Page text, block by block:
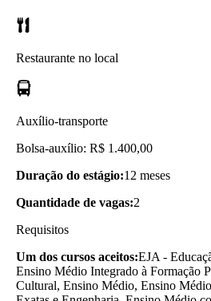
Restaurante no local
Auxílio-transporte
Bolsa-auxílio: R$ 1.400,00
Duração do estágio:12 meses
Quantidade de vagas:2
Requisitos
Um dos cursos aceitos:EJA -
Ensino Médio Integrado à Formação
Cultural, Ensino Médio, Ensino